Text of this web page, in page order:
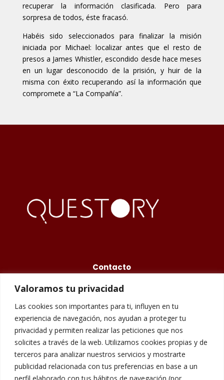
Valoramos tu privacidad
Las cookies son importantes para ti, influyen en tu
experiencia de navegación, nos ayudan a proteger tu
privacidad y permiten realizar las peticiones que nos
solicites a través de la web. Utilizamos cookies propias y de
terceros para analizar nuestros servicios y mostrarte
publicidad relacionada con tus preferencias en base a un
perfil elaborado con tus hábitos de navegación (por
recuperar la información clasificada. Pero para
sorpresa de todos, éste fracasó.
Habéis sido seleccionados para finalizar la misión
iniciada por Michael: localizar antes que el resto de
presos a James Whistler, escondido desde hace meses
en un lugar desconocido de la prisión, y huir de la
misma con éxito recuperando así la información que
compromete a “La Compañía”.
Contacto
info@questory.es
Carrer de Galileu, 158, 08028 Barcelona
Aviso Legal